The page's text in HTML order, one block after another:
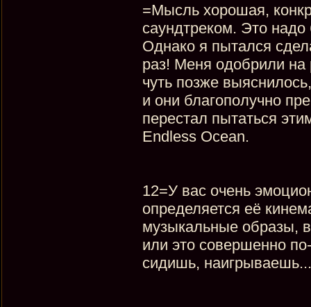
=Мысль хорошая,
саундтреком. Это
Однако я пытался
раз! Меня одобрили на
чуть позже
и они благополучно
перестал пытаться
Endless Ocean.
12=У вас очень
определяется её
музыкальные образы,
или это совершенно
сидишь,